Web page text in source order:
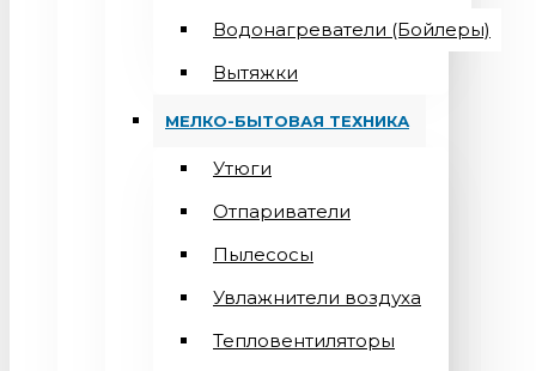
Водонагреватели (Бойлеры)
Вытяжки
МЕЛКО-БЫТОВАЯ ТЕХНИКА
Утюги
Отпариватели
Пылесосы
Увлажнители воздуха
Тепловентиляторы